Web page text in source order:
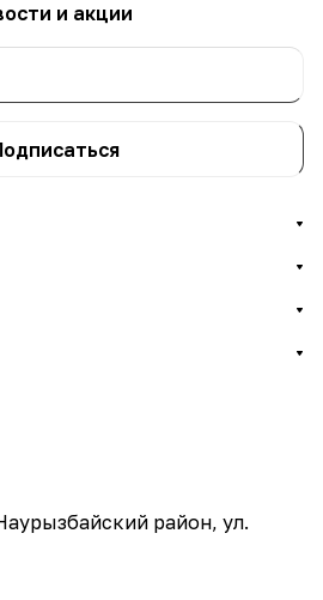
и акции
район, ул.